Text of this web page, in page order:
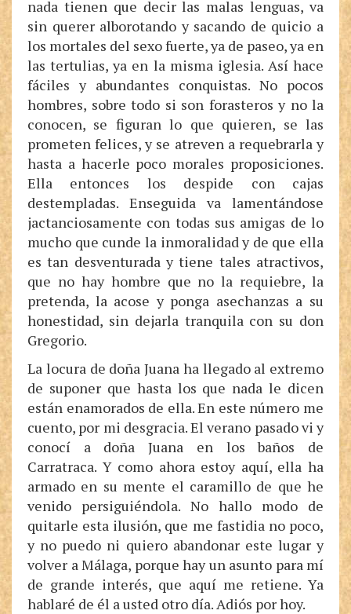
nada tienen que decir las malas lenguas, va
sin querer alborotando y sacando de quicio a
los mortales del sexo fuerte, ya de paseo, ya en
las tertulias, ya en la misma iglesia. Así hace
fáciles y abundantes conquistas. No pocos
hombres, sobre todo si son forasteros y no la
conocen, se figuran lo que quieren, se las
prometen felices, y se atreven a requebrarla y
hasta a hacerle poco morales proposiciones.
Ella entonces los despide con cajas
destempladas. Enseguida va lamentándose
jactanciosamente con todas sus amigas de lo
mucho que cunde la inmoralidad y de que ella
es tan desventurada y tiene tales atractivos,
que no hay hombre que no la requiebre, la
pretenda, la acose y ponga asechanzas a su
honestidad, sin dejarla tranquila con su don
Gregorio.
La locura de doña Juana ha llegado al extremo
de suponer que hasta los que nada le dicen
están enamorados de ella. En este número me
cuento, por mi desgracia. El verano pasado vi y
conocí a doña Juana en los baños de
Carratraca. Y como ahora estoy aquí, ella ha
armado en su mente el caramillo de que he
venido persiguiéndola. No hallo modo de
quitarle esta ilusión, que me fastidia no poco,
y no puedo ni quiero abandonar este lugar y
volver a Málaga, porque hay un asunto para mí
de grande interés, que aquí me retiene. Ya
hablaré de él a usted otro día. Adiós por hoy.